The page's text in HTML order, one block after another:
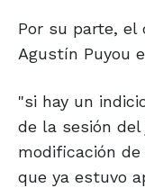
Por su parte, el
Agustín Puyou
"si hay un
de la sesión
modificación
que ya estuvo